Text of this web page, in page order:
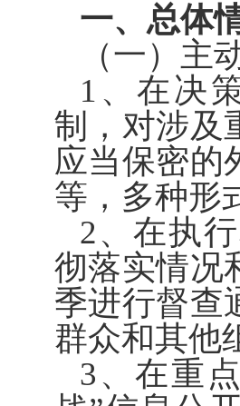
一、总体
（一）主
1、在决
制，对涉及
应当保密的
等，多种形
2、在执
彻落实情况
季进行督查
群众和其他
3、在重